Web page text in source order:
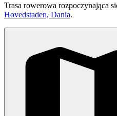
Trasa rowerowa rozpoczynająca
Hovedstaden, Dania.